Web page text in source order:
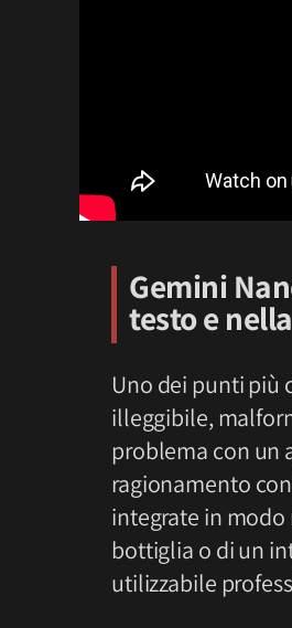
Gemini
testo e
Uno dei punti più
illeggibile,
problema con un
ragionamento
integrate in modo
bottiglia o di un
utilizzabile